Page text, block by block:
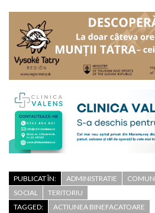
PUBLICAT ÎN: ADMINISTRATIE
SOCIAL
TERITORIU
TAGGED:
ACTIUNEA BINEFACATOARE